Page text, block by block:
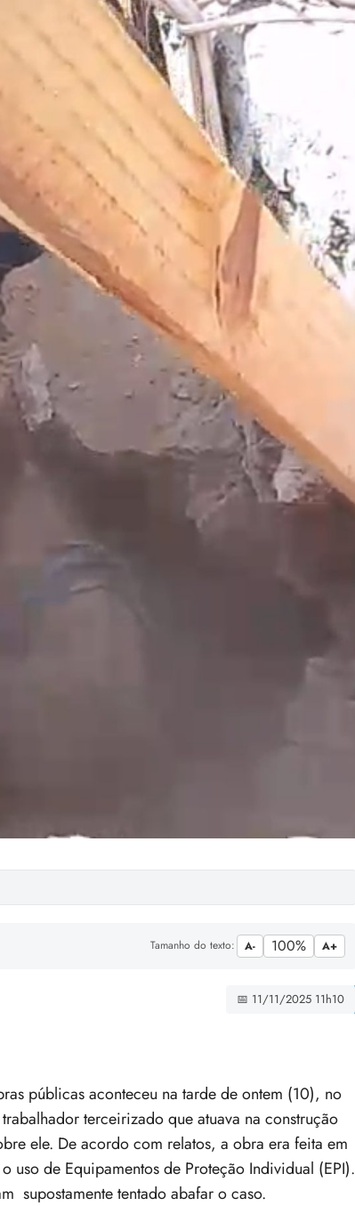
Tamanho do texto: A- 100% A+
📅 11/11/2025 11h10
públicas aconteceu na tarde de ontem (10), no
terceirizado que atuava na construção
ele. De acordo com relatos, a obra era feita em
uso de Equipamentos de Proteção Individual (EPI).
supostamente tentado abafar o caso.